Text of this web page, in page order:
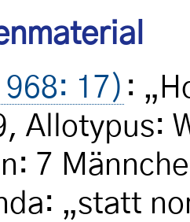
17) :
Allotypus:
7
„statt